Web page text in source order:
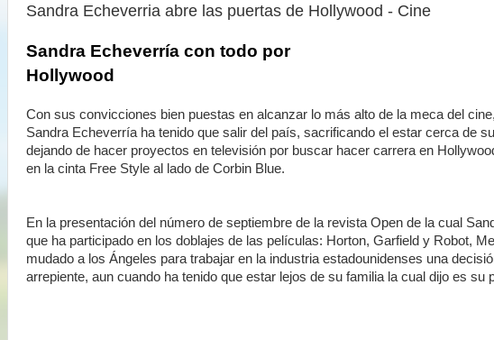
Sandra Echeverria abre las puertas de Hollywood - Cine
Sandra Echeverría con todo por
Hollywood
Con sus convicciones bien puestas en alcanzar lo más alto de la meca del
Sandra Echeverría ha tenido que salir del país, sacrificando el estar cerca de
dejando de hacer proyectos en televisión por buscar hacer carrera en
en la cinta Free Style al lado de Corbin Blue.
En la presentación del número de septiembre de la revista Open de la cual
que ha participado en los doblajes de las películas: Horton, Garfield y Robot,
mudado a los Ángeles para trabajar en la industria estadounidenses una
arrepiente, aun cuando ha tenido que estar lejos de su familia la cual dijo es su